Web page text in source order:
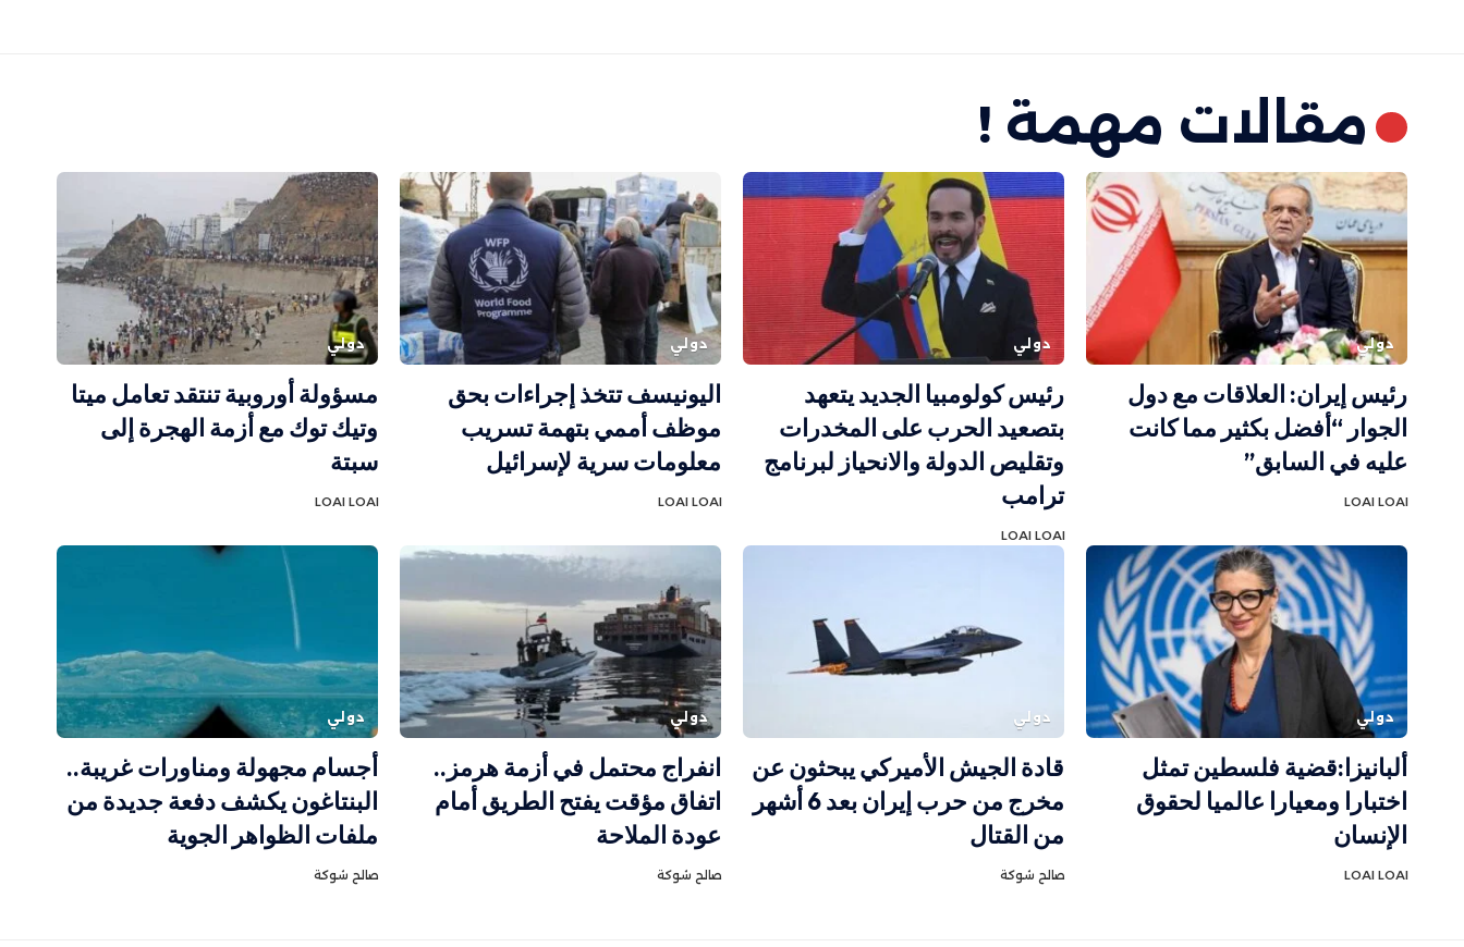
مقالات مهمة !
دولي
رئيس إيران: العلاقات مع دول
الجوار “أفضل بكثير مما كانت
عليه في السابق”
LOAI LOAI
دولي
رئيس كولومبيا الجديد يتعهد
بتصعيد الحرب على المخدرات
وتقليص الدولة والانحياز لبرنامج
ترامب
LOAI LOAI
دولي
اليونيسف تتخذ إجراءات بحق
موظف أممي بتهمة تسريب
معلومات سرية لإسرائيل
LOAI LOAI
دولي
مسؤولة أوروبية تنتقد تعامل ميتا
وتيك توك مع أزمة الهجرة إلى
سبتة
LOAI LOAI
دولي
ألبانيزا:قضية فلسطين تمثل
اختبارا ومعيارا عالميا لحقوق
الإنسان
LOAI LOAI
دولي
قادة الجيش الأميركي يبحثون عن
مخرج من حرب إيران بعد 6 أشهر
من القتال
صالح شوكة
دولي
انفراج محتمل في أزمة هرمز..
اتفاق مؤقت يفتح الطريق أمام
عودة الملاحة
صالح شوكة
دولي
أجسام مجهولة ومناورات غريبة..
البنتاغون يكشف دفعة جديدة من
ملفات الظواهر الجوية
صالح شوكة